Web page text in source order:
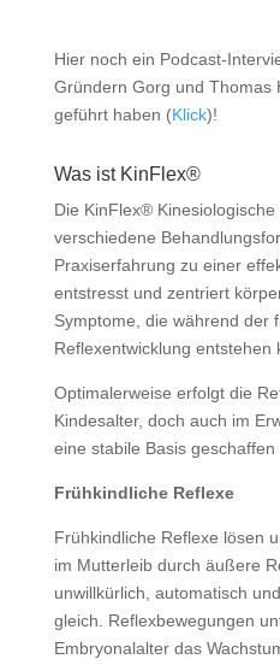
Hier noch ein Podcast-
Gründern Gorg und Thomas
geführt haben (Klick)!
Was ist KinFlex®
Die KinFlex®
verschiedene
Praxiserfahrung zu einer
entstresst und zentriert
Symptome, die während der
Reflexentwicklung entstehen
Optimalerweise erfolgt die
Kindesalter, doch auch im
eine stabile Basis geschaffen
Frühkindliche Reflexe
Frühkindliche Reflexe lösen
im Mutterleib durch äußere
unwillkürlich, automatisch
gleich. Reflexbewegungen
Embryonalalter das